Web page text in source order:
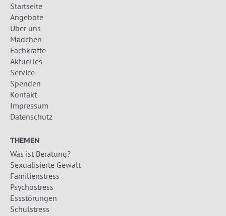
Startseite
Angebote
Über uns
Mädchen
Fachkräfte
Aktuelles
Service
Spenden
Kontakt
Impressum
Datenschutz
THEMEN
Was ist Beratung?
Sexualisierte Gewalt
Familienstress
Psychostress
Essstörungen
Schulstress